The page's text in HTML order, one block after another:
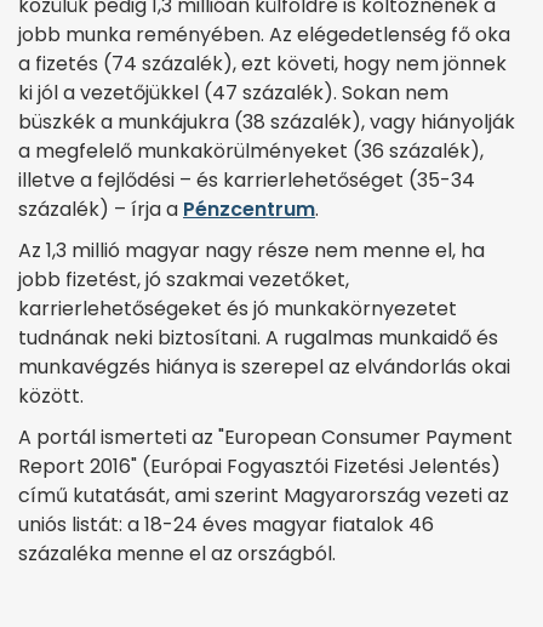
jobb munka reményében. Az elégedetlenség fő oka
a fizetés (74 százalék), ezt követi, hogy nem jönnek
ki jól a vezetőjükkel (47 százalék). Sokan nem
büszkék a munkájukra (38 százalék), vagy hiányolják
a megfelelő munkakörülményeket (36 százalék),
illetve a fejlődési – és karrierlehetőséget (35-34
százalék) – írja a Pénzcentrum.
Az 1,3 millió magyar nagy része nem menne el, ha
jobb fizetést, jó szakmai vezetőket,
karrierlehetőségeket és jó munkakörnyezetet
tudnának neki biztosítani. A rugalmas munkaidő és
munkavégzés hiánya is szerepel az elvándorlás okai
között.
A portál ismerteti az "European Consumer Payment
Report 2016" (Európai Fogyasztói Fizetési Jelentés)
című kutatását, ami szerint Magyarország vezeti az
uniós listát: a 18-24 éves magyar fiatalok 46
százaléka menne el az országból.